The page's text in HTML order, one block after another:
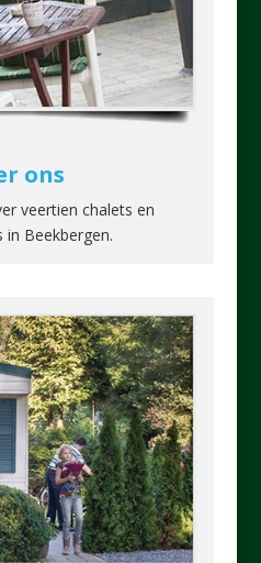
ons
veertien chalets en
in Beekbergen.